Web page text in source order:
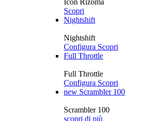
Scopri
Nightshift
Nightshift
Configura Scopri
Full Throttle
Full Throttle
Configura Scopri
new Scrambler 100
Scrambler 100
scopri di più